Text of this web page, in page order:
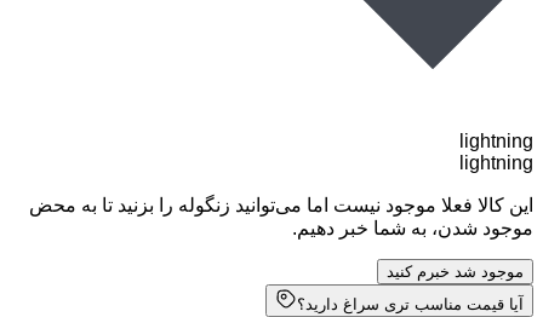
lightning
lightning
این کالا فعلا موجود نیست اما می‌توانید زنگوله را بزنید تا به محض
موجود شدن، به شما خبر دهیم.
موجود شد خبرم کنید
آیا قیمت مناسب تری سراغ دارید؟